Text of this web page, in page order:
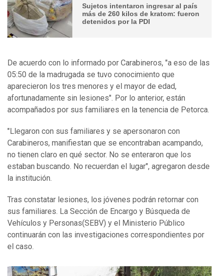
Sujetos intentaron ingresar al país
más de 260 kilos de kratom: fueron
detenidos por la PDI
De acuerdo con lo informado por Carabineros, "a eso de las
05:50 de la madrugada se tuvo conocimiento que
aparecieron los tres menores y el mayor de edad,
afortunadamente sin lesiones". Por lo anterior, están
acompañados por sus familiares en la tenencia de Petorca.
"Llegaron con sus familiares y se apersonaron con
Carabineros, manifiestan que se encontraban acampando,
no tienen claro en qué sector. No se enteraron que los
estaban buscando. No recuerdan el lugar", agregaron desde
la institución.
Tras constatar lesiones, los jóvenes podrán retornar con
sus familiares. La Sección de Encargo y Búsqueda de
Vehículos y Personas(SEBV) y el Ministerio Público
continuarán con las investigaciones correspondientes por
el caso.